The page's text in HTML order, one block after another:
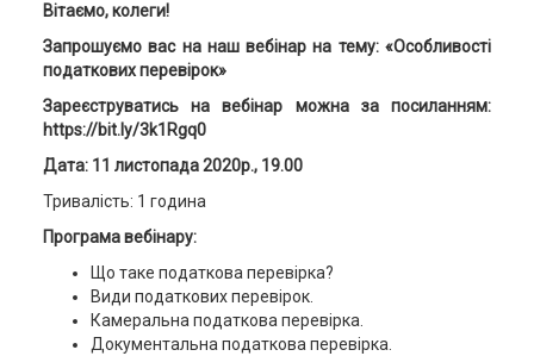
Вітаємо, колеги!
Запрошуємо вас на наш вебінар на тему: «Особливості
податкових перевірок»
Зареєструватись на вебінар можна за посиланням:
https://bit.ly/3k1Rgq0
Дата: 11 листопада 2020р., 19.00
Тривалість: 1 година
Програма вебінару:
Що таке податкова перевірка?
Види податкових перевірок.
Камеральна податкова перевірка.
Документальна податкова перевірка.